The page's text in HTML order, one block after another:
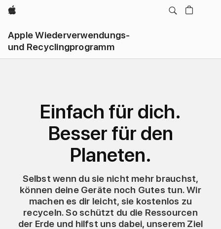
Apple
Apple Wieder­verwendungs‑
und Recyclingprogramm
Einfach für dich.
Besser für den
Planeten.
Selbst wenn du sie nicht mehr brauchst,
können deine Geräte noch Gutes tun. Wir
machen es dir leicht, sie kostenlos zu
recyceln. So schützt du die Ressourcen
der Erde und hilfst uns dabei, unserem Ziel